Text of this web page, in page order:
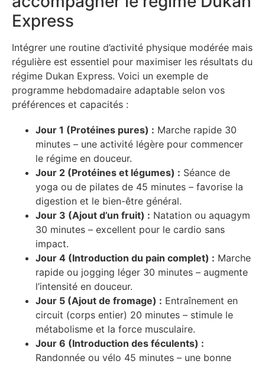
Express
Intégrer une routine d’activité physique modérée mais
régulière est essentiel pour maximiser les résultats du
régime Dukan Express. Voici un exemple de
programme hebdomadaire adaptable selon vos
préférences et capacités :
Jour 1 (Protéines pures) : Marche rapide 30
minutes – une activité légère pour commencer
le régime en douceur.
Jour 2 (Protéines et légumes) : Séance de
yoga ou de pilates de 45 minutes – favorise la
digestion et le bien-être général.
Jour 3 (Ajout d’un fruit) : Natation ou aquagym
30 minutes – excellent pour le cardio sans
impact.
Jour 4 (Introduction du pain complet) : Marche
rapide ou jogging léger 30 minutes – augmente
l’intensité en douceur.
Jour 5 (Ajout de fromage) : Entraînement en
circuit (corps entier) 20 minutes – stimule le
métabolisme et la force musculaire.
Jour 6 (Introduction des féculents) :
Randonnée ou vélo 45 minutes – une bonne